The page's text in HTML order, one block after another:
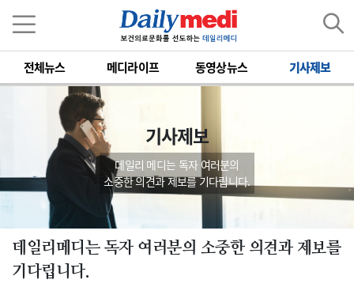
전체뉴스 메디라이프 동영상뉴스 기사제보
기사제보
데일리 메디는 독자 여러분의
소중한 의견과 제보를 기다립니다.
데일리메디는 독자 여러분의 소중한 의견과 제보를
기다립니다.